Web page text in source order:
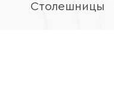
Столешницы